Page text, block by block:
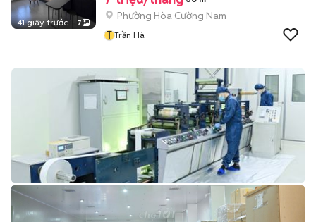
41 giây trước 7
Phường Hòa Cường Nam
T Trần Hà